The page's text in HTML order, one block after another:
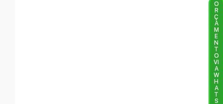
O
R
Ç
A
M
E
N
T
O
VI
A
W
H
A
T
S